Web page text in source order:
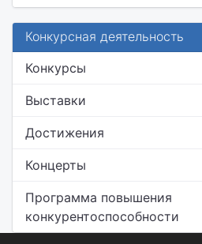
Конкурсная деятельность
Конкурсы
Выставки
Достижения
Концерты
Программа повышения
конкурентоспособности